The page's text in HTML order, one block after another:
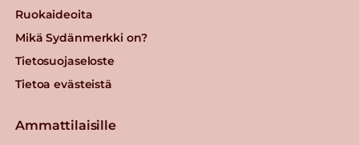
Ruokaideoita
Mikä Sydänmerkki on?
Tietosuojaseloste
Tietoa evästeistä
Ammattilaisille